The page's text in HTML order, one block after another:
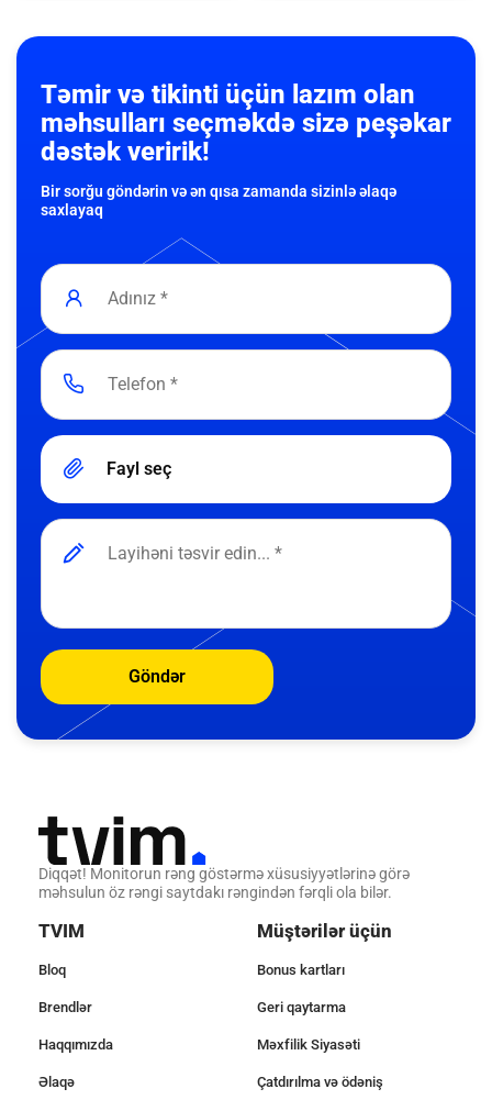
Təmir və tikinti üçün lazım olan
məhsulları seçməkdə sizə peşəkar
dəstək veririk!
Bir sorğu göndərin və ən qısa zamanda sizinlə əlaqə
saxlayaq
Fayl seç
Göndər
Diqqət! Monitorun rəng göstərmə xüsusiyyətlərinə görə
məhsulun öz rəngi saytdakı rəngindən fərqli ola bilər.
TVIM
Bloq
Brendlər
Haqqımızda
Əlaqə
Müştərilər üçün
Bonus kartları
Geri qaytarma
Məxfilik Siyasəti
Çatdırılma və ödəniş